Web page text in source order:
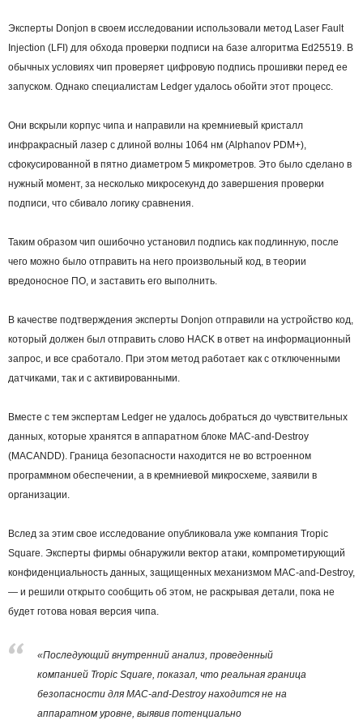
Эксперты Donjon в своем исследовании использовали метод Laser Fault
Injection (LFI) для обхода проверки подписи на базе алгоритма Ed25519. В
обычных условиях чип проверяет цифровую подпись прошивки перед ее
запуском. Однако специалистам Ledger удалось обойти этот процесс.
Они вскрыли корпус чипа и направили на кремниевый кристалл
инфракрасный лазер с длиной волны 1064 нм (Alphanov PDM+),
сфокусированной в пятно диаметром 5 микрометров. Это было сделано в
нужный момент, за несколько микросекунд до завершения проверки
подписи, что сбивало логику сравнения.
Таким образом чип ошибочно установил подпись как подлинную, после
чего можно было отправить на него произвольный код, в теории
вредоносное ПО, и заставить его выполнить.
В качестве подтверждения эксперты Donjon отправили на устройство код,
который должен был отправить слово HACK в ответ на информационный
запрос, и все сработало. При этом метод работает как с отключенными
датчиками, так и с активированными.
Вместе с тем экспертам Ledger не удалось добраться до чувствительных
данных, которые хранятся в аппаратном блоке MAC-and-Destroy
(MACANDD). Граница безопасности находится не во встроенном
программном обеспечении, а в кремниевой микросхеме, заявили в
организации.
Вслед за этим свое исследование опубликовала уже компания Tropic
Square. Эксперты фирмы обнаружили вектор атаки, компрометирующий
конфиденциальность данных, защищенных механизмом MAC-and-Destroy,
— и решили открыто сообщить об этом, не раскрывая детали, пока не
будет готова новая версия чипа.
«Последующий внутренний анализ, проведенный
компанией Tropic Square, показал, что реальная граница
безопасности для MAC-and-Destroy находится не на
аппаратном уровне, выявив потенциально